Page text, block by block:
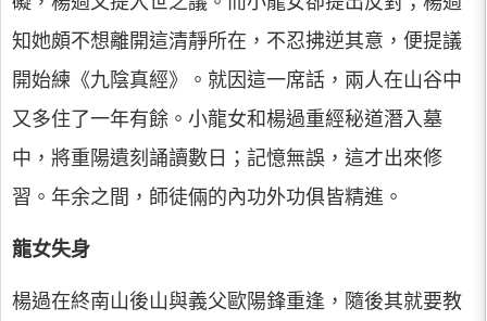
知她頗不想離開這清靜所在，不忍拂逆其意，便提議
開始練《九陰真經》。就因這一席話，兩人在山谷中
又多住了一年有餘。小龍女和楊過重經秘道潛入墓
中，將重陽遺刻誦讀數日；記憶無誤，這才出來修
習。年余之間，師徒倆的內功外功俱皆精進。
龍女失身
楊過在終南山後山與義父歐陽鋒重逢，隨後其就要教